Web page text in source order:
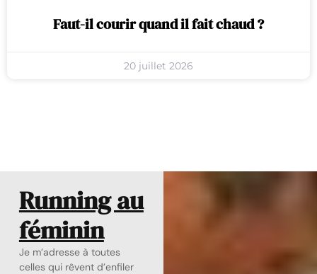
Faut-il courir quand il fait chaud ?
20 juillet 2026
Running au
féminin
Je m’adresse à toutes
celles qui rêvent d’enfiler